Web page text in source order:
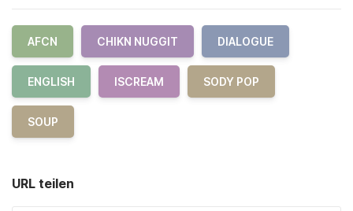
AFCN CHIKN NUGGIT DIALOGUE
ENGLISH ISCREAM SODY POP
SOUP
URL teilen